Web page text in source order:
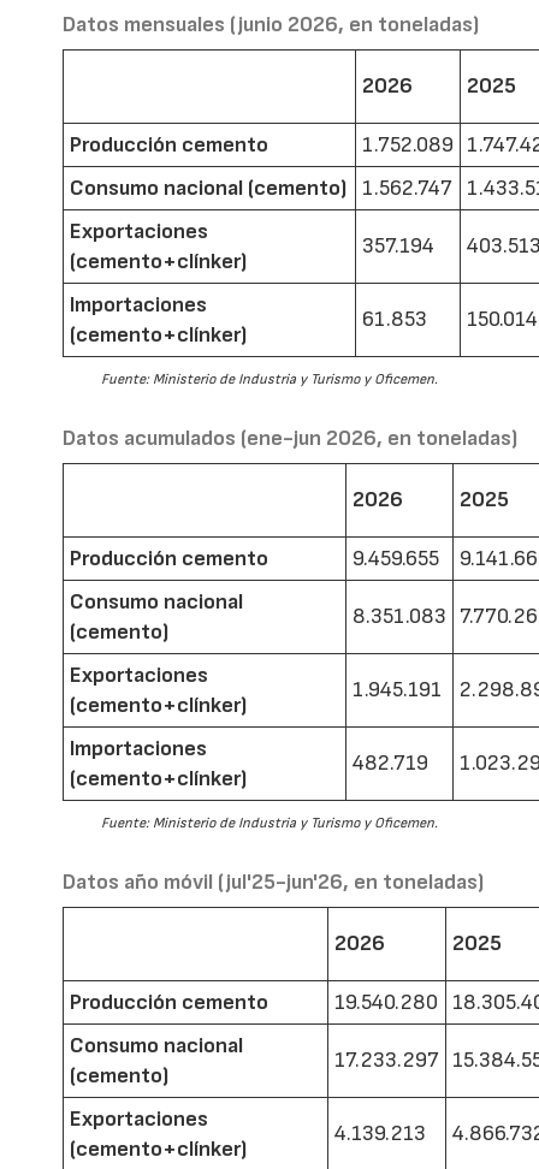
Datos mensuales (junio 2026, en toneladas)
2026 2025
Producción cemento 1.752.089
Consumo nacional (cemento)
1.562.747
Exportaciones
(cemento+clínker)
357.194
Importaciones
(cemento+clínker)
61.853 150.014
Fuente: Ministerio de Industria y Turismo y Oficemen.
Datos acumulados (ene-jun 2026, en toneladas)
2026 2025
Producción cemento 9.459.655
Consumo nacional
(cemento)
8.351.083
Exportaciones
(cemento+clínker)
1.945.191
Importaciones
(cemento+clínker)
482.719
Fuente: Ministerio de Industria y Turismo y Oficemen.
Datos año móvil (jul'25-jun'26, en toneladas)
2026 2025
Producción cemento 19.540.280
Consumo nacional
(cemento)
17.233.297
Exportaciones
(cemento+clínker)
4.139.213